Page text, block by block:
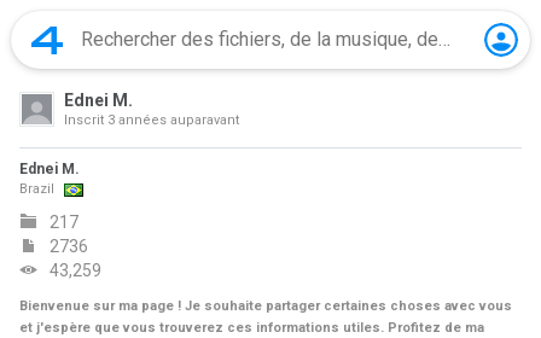
Ednei M.
Inscrit 3 années auparavant
Ednei M.
Brazil
217
2736
43,259
Bienvenue sur ma page ! Je souhaite partager certaines choses avec vous
et j'espère que vous trouverez ces informations utiles. Profitez de ma